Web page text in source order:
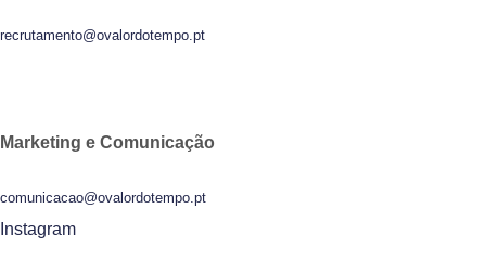
recrutamento@ovalordotempo.pt
Marketing e Comunicação
comunicacao@ovalordotempo.pt
Instagram